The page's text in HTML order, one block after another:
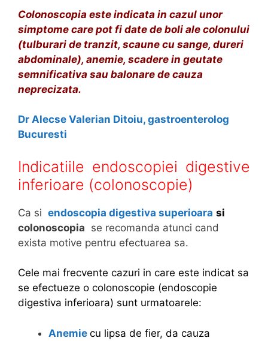
u
n
t
n
e
s
e
p
r
f
u
i
i
l
?
Colonoscopia este indicata in cazul unor
simptome care pot fi date de boli ale colonului
(tulburari de tranzit, scaune cu sange, dureri
abdominale), anemie, scadere in geutate
semnificativa sau balonare de cauza
neprecizata.
Dr Alecse Valerian Ditoiu, gastroenterolog
Bucuresti
Indicatiile endoscopiei digestive
inferioare (colonoscopie)
Ca si endoscopia digestiva superioara si
colonoscopia se recomanda atunci cand
exista motive pentru efectuarea sa.
Cele mai frecvente cazuri in care este indicat sa
se efectueze o colonoscopie (endoscopie
digestiva inferioara) sunt urmatoarele:
Anemie cu lipsa de fier, da cauza